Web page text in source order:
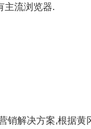
主流浏览器.
销解决方案,根据